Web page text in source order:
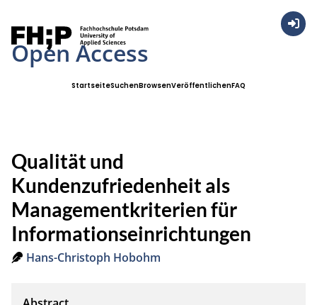
Open Access
StartseiteSuchenBrowsenVeröffentlichenFAQ
Qualität und
Kundenzufriedenheit als
Managementkriterien für
Informationseinrichtungen
Hans-Christoph Hobohm